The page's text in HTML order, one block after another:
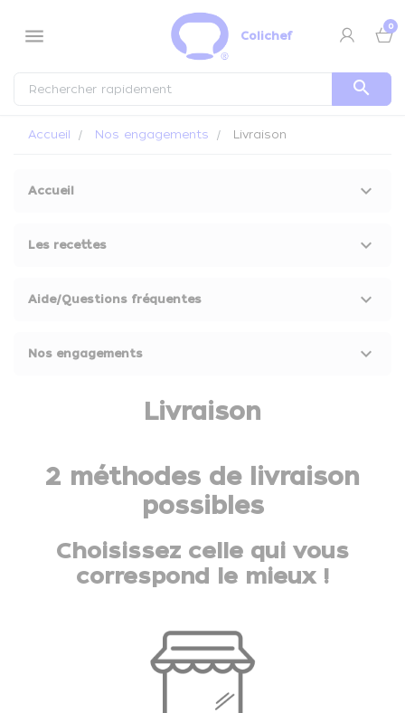
menu Colichef
0
search
Accueil Nos engagements Livraison
Accueil keyboard_arrow_down
Les recettes keyboard_arrow_down
Aide/Questions fréquentes keyboard_arrow_down
Nos engagements keyboard_arrow_down
Livraison
2 méthodes de livraison
possibles
Choisissez celle qui vous
correspond le mieux !